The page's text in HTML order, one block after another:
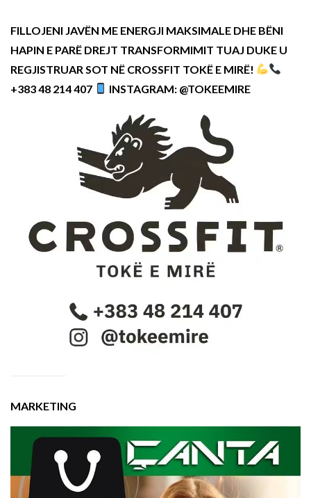
FILLOJENI JAVËN ME ENERGJI MAKSIMALE DHE BËNI
HAPIN E PARË DREJT TRANSFORMIMIT TUAJ DUKE U
REGJISTRUAR SOT NË CROSSFIT TOKË E MIRË!
+383 48 214 407
INSTAGRAM: @TOKEEMIRE
MARKETING